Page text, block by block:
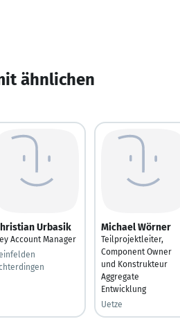
ähnlichen
Urbasik
Account Manager
Michael Wörner
Teilprojektleiter,
Component Owner
und Konstrukteur
Aggregate
Entwicklung
Uetze